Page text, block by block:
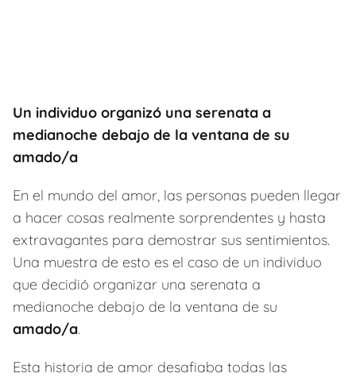
Un individuo organizó una serenata a
medianoche debajo de la ventana de su
amado/a
En el mundo del amor, las personas pueden llegar
a hacer cosas realmente sorprendentes y hasta
extravagantes para demostrar sus sentimientos.
Una muestra de esto es el caso de un individuo
que decidió organizar una serenata a
medianoche debajo de la ventana de su
amado/a.
Esta historia de amor desafiaba todas las